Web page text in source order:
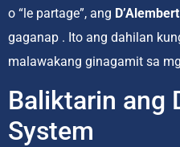
o “le partage”, ang D’Alembert
gaganap . Ito ang dahilan
malawakang ginagamit sa
Baliktarin ang
System